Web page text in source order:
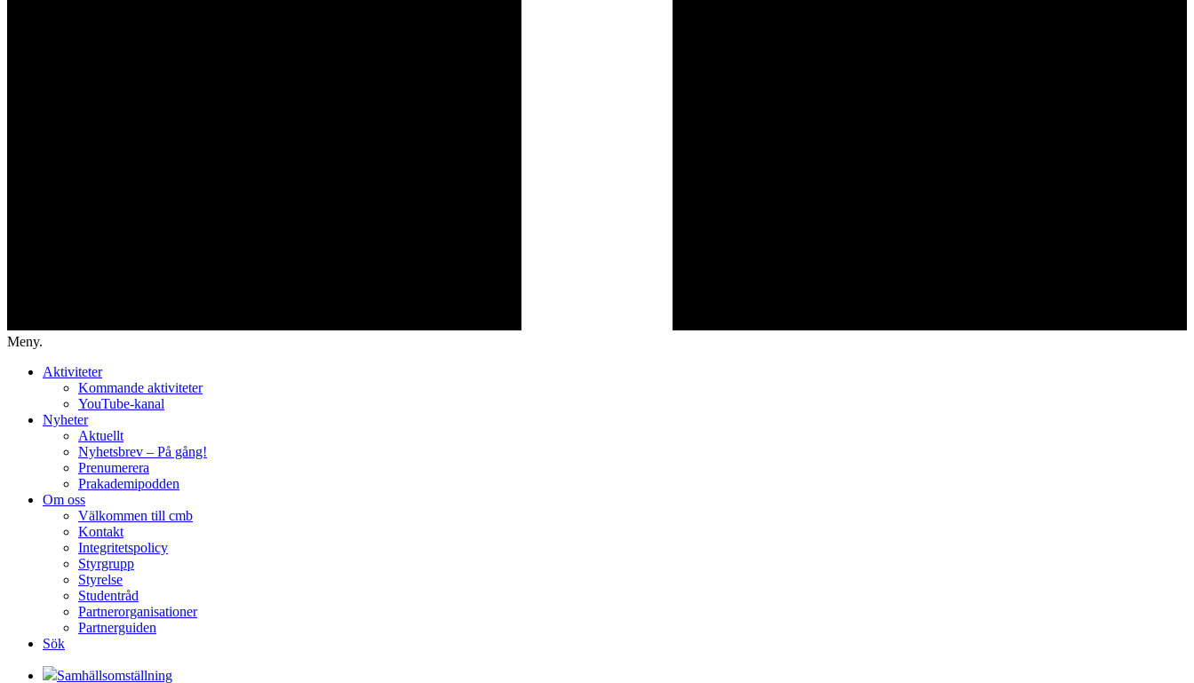
Meny.
Aktiviteter
Kommande aktiviteter
YouTube-kanal
Nyheter
Aktuellt
Nyhetsbrev – På gång!
Prenumerera
Prakademipodden
Om oss
Välkommen till cmb
Kontakt
Integritetspolicy
Styrgrupp
Styrelse
Studentråd
Partnerorganisationer
Partnerguiden
Sök
Samhällsomställning